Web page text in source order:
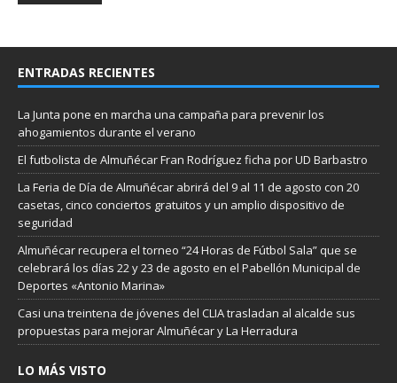
ENTRADAS RECIENTES
La Junta pone en marcha una campaña para prevenir los
ahogamientos durante el verano
El futbolista de Almuñécar Fran Rodríguez ficha por UD Barbastro
La Feria de Día de Almuñécar abrirá del 9 al 11 de agosto con 20
casetas, cinco conciertos gratuitos y un amplio dispositivo de
seguridad
Almuñécar recupera el torneo “24 Horas de Fútbol Sala” que se
celebrará los días 22 y 23 de agosto en el Pabellón Municipal de
Deportes «Antonio Marina»
Casi una treintena de jóvenes del CLIA trasladan al alcalde sus
propuestas para mejorar Almuñécar y La Herradura
LO MÁS VISTO